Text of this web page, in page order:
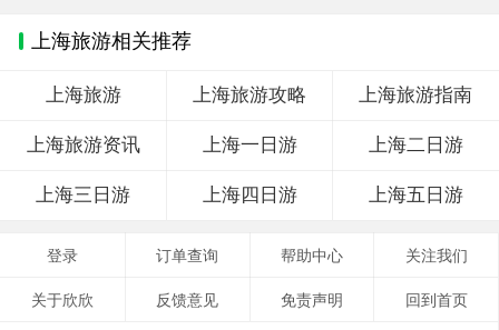
上海旅游相关推荐
上海旅游 上海旅游攻略 上海旅游指南
上海旅游资讯 上海一日游 上海二日游
上海三日游 上海四日游 上海五日游
登录 订单查询 帮助中心 关注我们
关于欣欣 反馈意见 免责声明 回到首页